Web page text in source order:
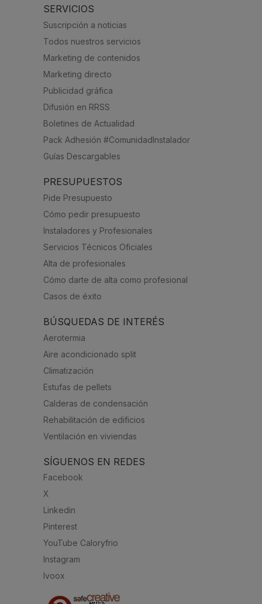
SERVICIOS
Suscripción a noticias
Todos nuestros servicios
Marketing de contenidos
Marketing directo
Publicidad gráfica
Difusión en RRSS
Boletines de Actualidad
Pack Adhesión #ComunidadInstalador
Guías Descargables
PRESUPUESTOS
Pide Presupuesto
Cómo pedir presupuesto
Instaladores y Profesionales
Servicios Técnicos Oficiales
Alta de profesionales
Cómo darte de alta como profesional
Casos de éxito
BÚSQUEDAS DE INTERÉS
Aerotermia
Aire acondicionado split
Climatización
Estufas de pellets
Calderas de condensación
Rehabilitación de edificios
Ventilación en viviendas
SÍGUENOS EN REDES
Facebook
X
Linkedin
Pinterest
YouTube Caloryfrio
Instagram
Ivoox